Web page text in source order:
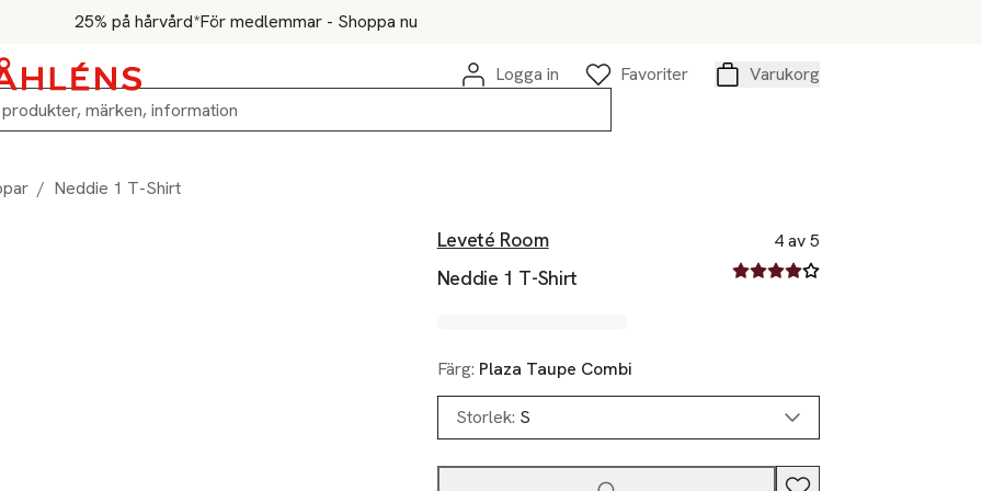
25% på hårvård*För medlemmar - Shoppa nu
Logga in
Favoriter
Varukorg
/ Neddie 1 T-Shirt
Leveté Room
Neddie 1 T-Shirt
4 av 5
4 av fem stjärnor
Färg: Plaza Taupe Combi
Storlek: S